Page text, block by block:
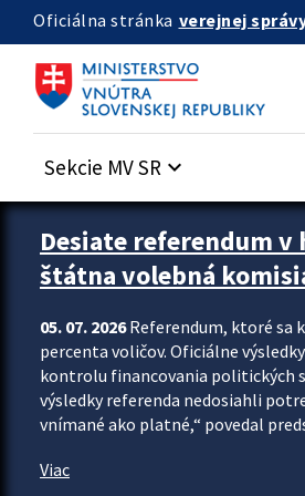
Preskocit na hlavný obsah
Oficiálna stránka verejnej
Sekcie MV SR keyboard_arrow_down
Zastavit automatický posun upútavok
Desiate referendum
štátna volebná
05. 07. 2026Referendum, ktoré sa
percenta voličov. Oficiálne
kontrolu financovania politických
výsledky referenda nedosiahli
vnímané ako platné,“ povedal
Viac